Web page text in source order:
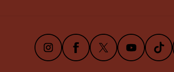
InstagramFacebook
X YoutubeTikTok